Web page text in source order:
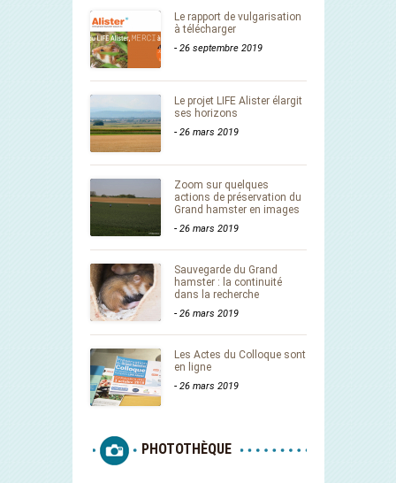
Le rapport de vulgarisation
à télécharger
- 26 septembre 2019
Le projet LIFE Alister élargit
ses horizons
- 26 mars 2019
Zoom sur quelques
actions de préservation du
Grand hamster en images
- 26 mars 2019
Sauvegarde du Grand
hamster : la continuité
dans la recherche
- 26 mars 2019
Les Actes du Colloque sont
en ligne
- 26 mars 2019
PHOTOTHÈQUE